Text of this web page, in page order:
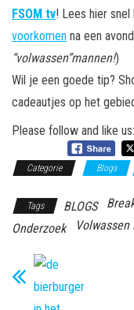
FSOM tv! Lees hier
voorkomen na een
“volwassen”mannen!)
Wil je een goede tip?
cadeautjes op het
Please follow and like us:
Categorie Blogs
Tags BLOGS
Onderzoek
Volwassen